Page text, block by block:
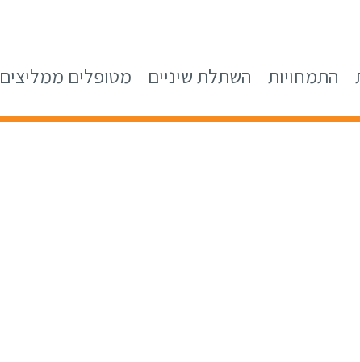
התמחויות השתלת שיניים מטופלים ממליצים